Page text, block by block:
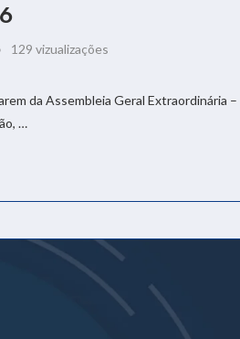
129 vizualizações
da Assembleia Geral Extraordinária –
…